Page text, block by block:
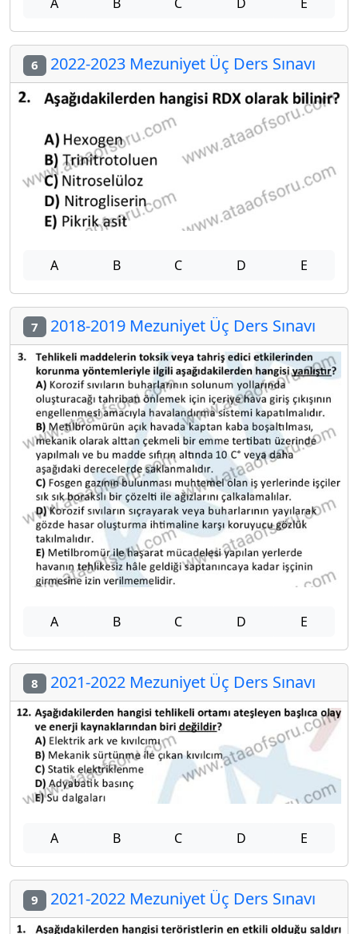
A B C D E
6 2022-2023 Mezuniyet Üç Ders Sınavı
A B C D E
7 2018-2019 Mezuniyet Üç Ders Sınavı
A B C D E
8 2021-2022 Mezuniyet Üç Ders Sınavı
A B C D E
9 2021-2022 Mezuniyet Üç Ders Sınavı